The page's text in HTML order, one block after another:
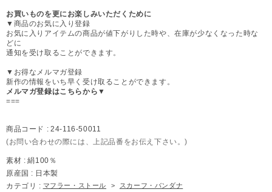
お買いものを更にお楽しみいただくために
▼商品のお気に入り登録
お気に入りアイテムの商品が値下がりした時や、在庫が少なくなった時な
どに
通知を受け取ることができます。
▼お得なメルマガ登録
新作の情報をいち早く受け取ることができます。
メルマガ登録はこちらから▼
===
商品コード : 24-116-50011
(お問い合わせの際には、上記品番をお伝え下さい。)
素材 : 絹100％
原産国 : 日本製
カテゴリ : マフラー・ストール > スカーフ・バンダナ